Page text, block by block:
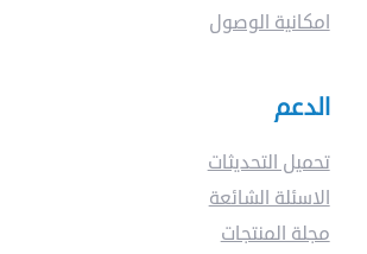
امكانية الوصول
الدعم
تحميل التحديثات
الاسئلة الشائعة
مجلة المنتجات